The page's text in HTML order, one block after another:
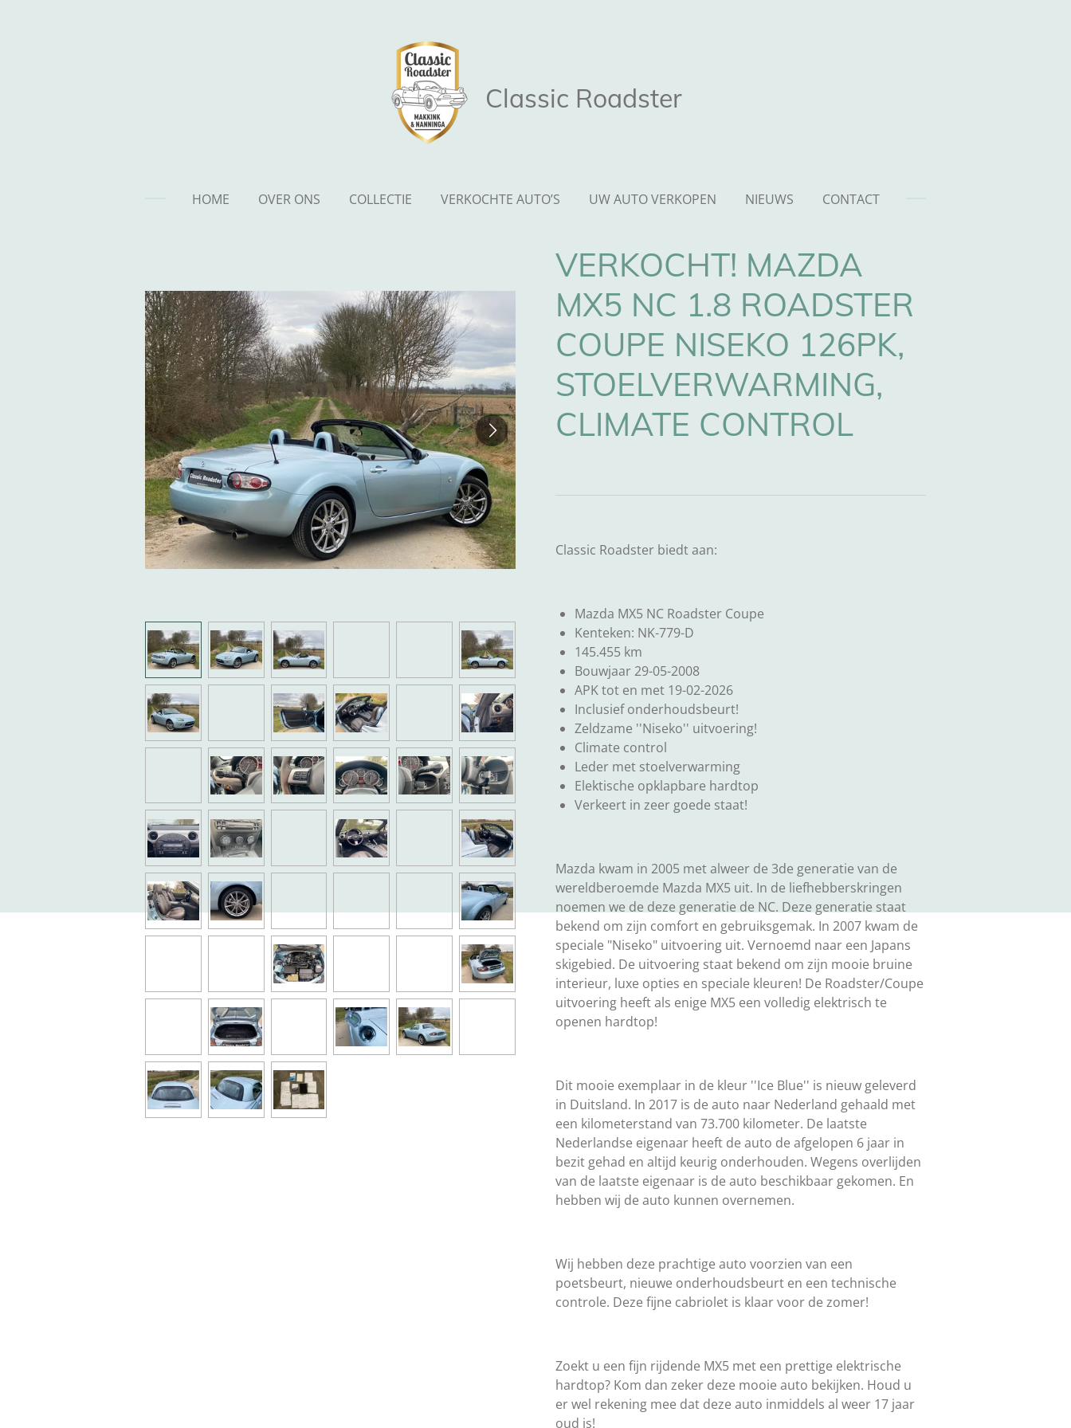
Classic Roadster
HOME OVER ONS COLLECTIE VERKOCHTE AUTO’S UW AUTO VERKOPEN NIEUWS CONTACT
VERKOCHT! MAZDA
MX5 NC 1.8 ROADSTER
COUPE NISEKO 126PK,
STOELVERWARMING,
CLIMATE CONTROL
Classic Roadster biedt aan:
Mazda MX5 NC Roadster Coupe
Kenteken: NK-779-D
145.455 km
Bouwjaar 29-05-2008
APK tot en met 19-02-2026
Inclusief onderhoudsbeurt!
Zeldzame ''Niseko'' uitvoering!
Climate control
Leder met stoelverwarming
Elektische opklapbare hardtop
Verkeert in zeer goede staat!
Mazda kwam in 2005 met alweer de 3de generatie van de
wereldberoemde Mazda MX5 uit. In de liefhebberskringen
noemen we de deze generatie de NC. Deze generatie staat
bekend om zijn comfort en gebruiksgemak. In 2007 kwam de
speciale "Niseko" uitvoering uit. Vernoemd naar een Japans
skigebied. De uitvoering staat bekend om zijn mooie bruine
interieur, luxe opties en speciale kleuren! De Roadster/Coupe
uitvoering heeft als enige MX5 een volledig elektrisch te
openen hardtop!
Dit mooie exemplaar in de kleur ''Ice Blue'' is nieuw geleverd
in Duitsland. In 2017 is de auto naar Nederland gehaald met
een kilometerstand van 73.700 kilometer. De laatste
Nederlandse eigenaar heeft de auto de afgelopen 6 jaar in
bezit gehad en altijd keurig onderhouden. Wegens overlijden
van de laatste eigenaar is de auto beschikbaar gekomen. En
hebben wij de auto kunnen overnemen.
Wij hebben deze prachtige auto voorzien van een
poetsbeurt, nieuwe onderhoudsbeurt en een technische
controle. Deze fijne cabriolet is klaar voor de zomer!
Zoekt u een fijn rijdende MX5 met een prettige elektrische
hardtop? Kom dan zeker deze mooie auto bekijken. Houd u
er wel rekening mee dat deze auto inmiddels al weer 17 jaar
oud is!